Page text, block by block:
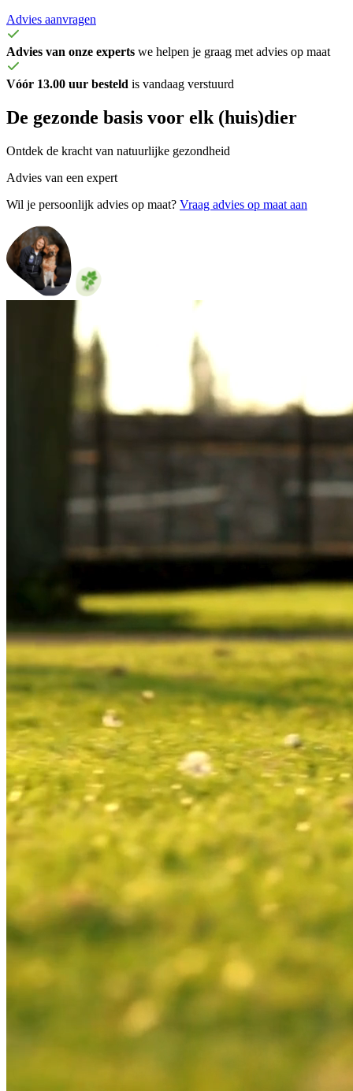
Advies aanvragen
Advies van onze experts we helpen je graag met advies op maat
Vóór 13.00 uur besteld is vandaag verstuurd
De gezonde basis voor elk (huis)dier
Ontdek de kracht van natuurlijke gezondheid
Advies van een expert
Wil je persoonlijk advies op maat? Vraag advies op maat aan